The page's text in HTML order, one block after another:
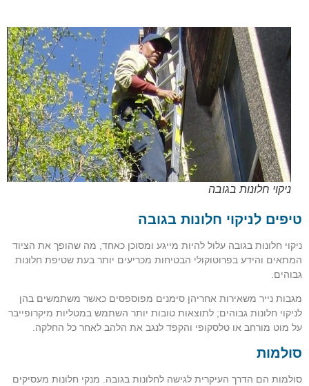
ניקוי חלונות בגובה
טיפים לניקוי חלונות בגובה
ניקוי חלונות בגובה עלול להיות מייגע ומסוכן כאחד, מה שהופך את הציוד
המתאים והידע בפרוטוקולי הבטיחות מכריעים יותר בעת שטיפת חלונות
גבוהים.
מגבות נייר משאירות אחריהן סימנים מפוספסים כאשר משתמשים בהן
לניקוי חלונות גבוהים; לתוצאות טובות יותר השתמש במטליות מיקרופייבר
על מוט מורחב או טלסקופי והקפד לנגב את הלהב לאחר כל החלקה.
סולמות
סולמות הם הדרך העיקרית לגישה לחלונות בגובה. מנקי חלונות מעסיקים